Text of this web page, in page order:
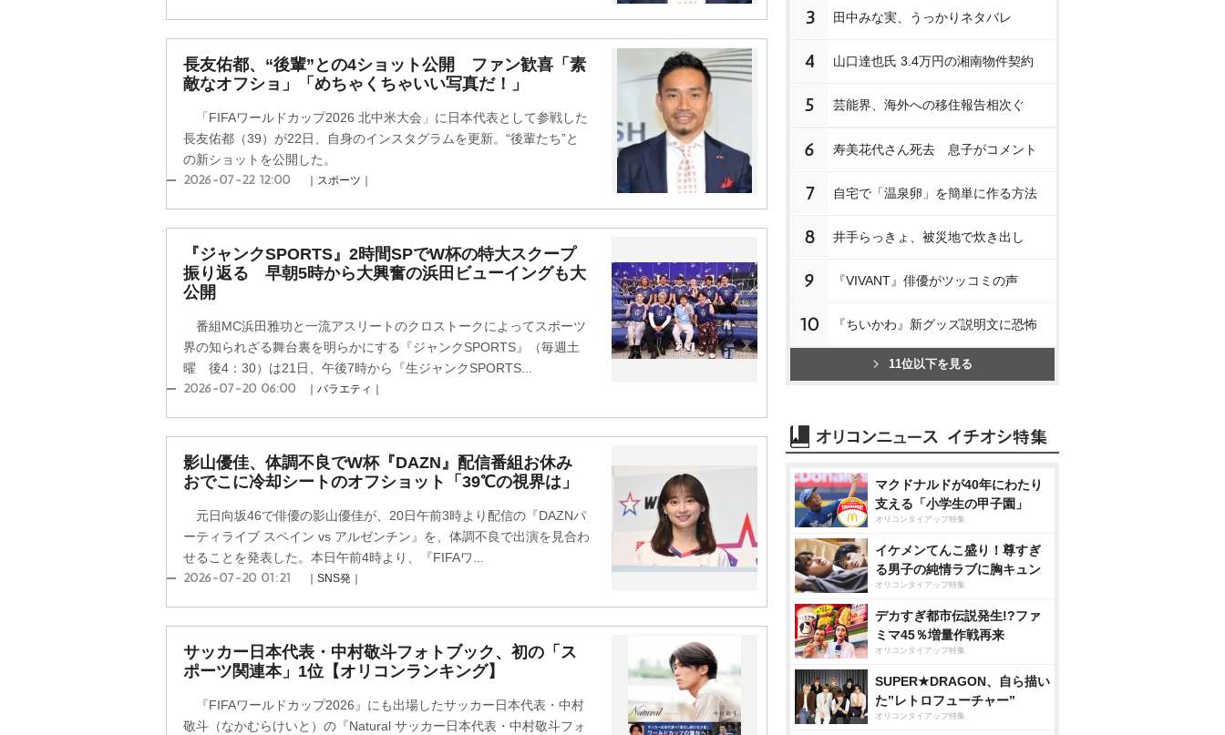
長友佑都、“後輩”との4ショット公開 ファン歓喜「素
敵なオフショ」「めちゃくちゃいい写真だ！」
「FIFAワールドカップ2026 北中米大会」に日本代表として参戦した
長友佑都（39）が22日、自身のインスタグラムを更新。“後輩たち”と
の新ショットを公開した。
2026-07-22 12:00 ｜スポーツ｜
『ジャンクSPORTS』2時間SPでW杯の特大スクープ
振り返る 早朝5時から大興奮の浜田ビューイングも大
公開
番組MC浜田雅功と一流アスリートのクロストークによってスポーツ
界の知られざる舞台裏を明らかにする『ジャンクSPORTS』（毎週土
曜 後4：30）は21日、午後7時から『生ジャンクSPORTS...
2026-07-20 06:00 ｜バラエティ｜
影山優佳、体調不良でW杯『DAZN』配信番組お休み
おでこに冷却シートのオフショット「39℃の視界は」
元日向坂46で俳優の影山優佳が、20日午前3時より配信の『DAZNパ
ーティライブ スペイン vs アルゼンチン』を、体調不良で出演を見合わ
せることを発表した。本日午前4時より、『FIFAワ...
2026-07-20 01:21 ｜SNS発｜
サッカー日本代表・中村敬斗フォトブック、初の「ス
ポーツ関連本」1位【オリコンランキング】
『FIFAワールドカップ2026』にも出場したサッカー日本代表・中村
敬斗（なかむらけいと）の『Natural サッカー日本代表・中村敬斗フォ
3 田中みな実、うっかりネタバレ
4 山口達也氏 3.4万円の湘南物件契約
5 芸能界、海外への移住報告相次ぐ
6 寿美花代さん死去 息子がコメント
7 自宅で「温泉卵」を簡単に作る方法
8 井手らっきょ、被災地で炊き出し
9 『VIVANT』俳優がツッコミの声
10 『ちいかわ』新グッズ説明文に恐怖
11位以下を見る
マクドナルドが40年にわたり
支える「小学生の甲子園」
オリコンタイアップ特集
イケメンてんこ盛り！尊すぎ
る男子の純情ラブに胸キュン
オリコンタイアップ特集
デカすぎ都市伝説発生!?ファ
ミマ45％増量作戦再来
オリコンタイアップ特集
SUPER★DRAGON、自ら描い
た”レトロフューチャー”
オリコンタイアップ特集